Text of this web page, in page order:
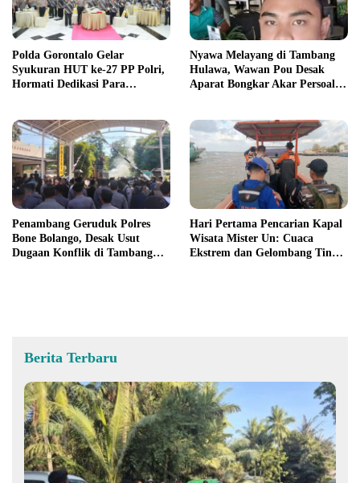
Polda Gorontalo Gelar
Syukuran HUT ke-27 PP Polri,
Hormati Dedikasi Para
Nyawa Melayang di Tambang
Hulawa, Wawan Pou Desak
Aparat Bongkar Akar Persoalan
Penambang Geruduk Polres
Bone Bolango, Desak Usut
Dugaan Konflik di Tambang
Hari Pertama Pencarian Kapal
Wisata Mister Un: Cuaca
Ekstrem dan Gelombang Tinggi
Berita Terbaru